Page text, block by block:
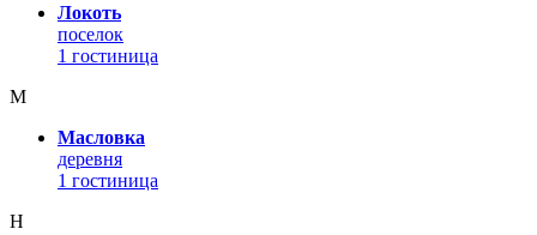
Локоть
поселок
1 гостиница
М
Масловка
деревня
1 гостиница
Н